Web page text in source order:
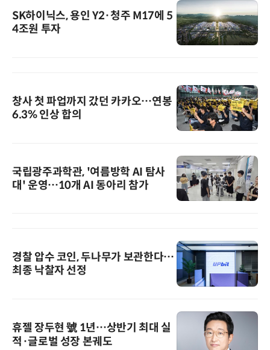
SK하이닉스, 용인 Y2·청주 M17에 5
4조원 투자
창사 첫 파업까지 갔던 카카오…연봉
6.3% 인상 합의
국립광주과학관, '여름방학 AI 탐사
대' 운영…10개 AI 동아리 참가
경찰 압수 코인, 두나무가 보관한다…
최종 낙찰자 선정
휴젤 장두현 號 1년…상반기 최대 실
적·글로벌 성장 본궤도